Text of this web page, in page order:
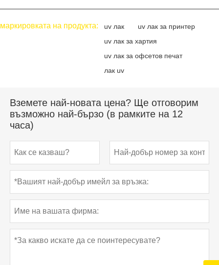
маркировката на продукта: uv лак
uv лак за принтер
uv лак за хартия
uv лак за офсетов печат
лак uv
Вземете най-новата цена? Ще отговорим
възможно най-бързо (в рамките на 12
часа)